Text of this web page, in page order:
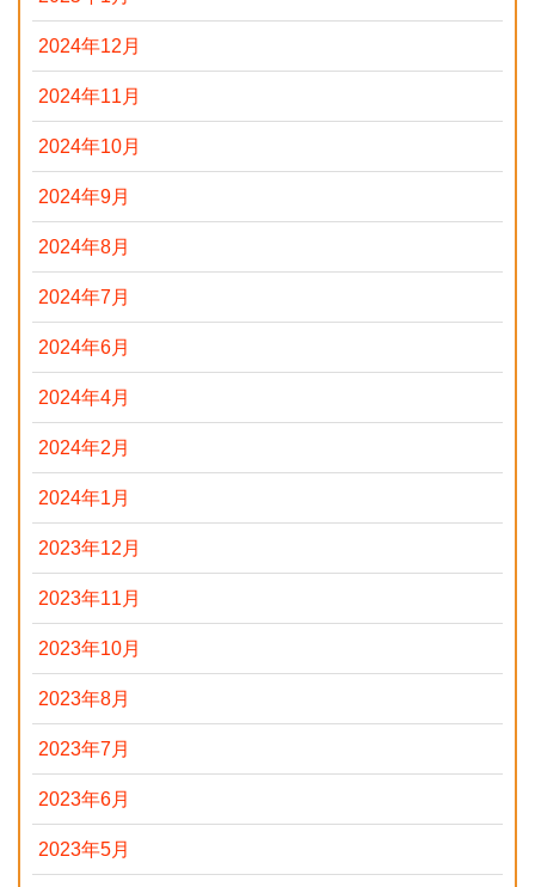
2024年12月
2024年11月
2024年10月
2024年9月
2024年8月
2024年7月
2024年6月
2024年4月
2024年2月
2024年1月
2023年12月
2023年11月
2023年10月
2023年8月
2023年7月
2023年6月
2023年5月